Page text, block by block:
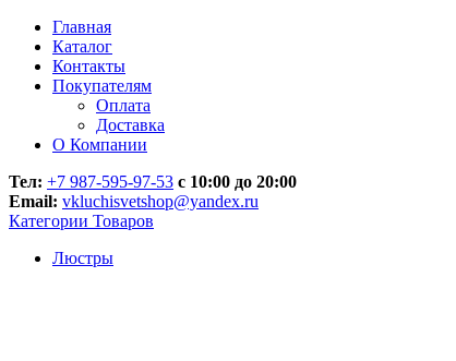
Главная
Каталог
Контакты
Покупателям
Оплата
Доставка
О Компании
Тел: +7 987-595-97-53 с 10:00 до 20:00
Email: vkluchisvetshop@yandex.ru
Категории Товаров
Люстры